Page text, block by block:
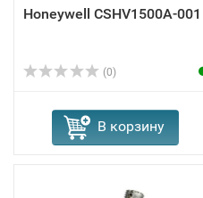
Honeywell CSHV1500A-001
(0)
В корзину